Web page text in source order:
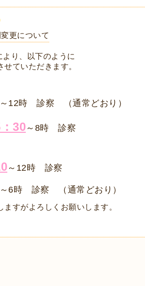
更について
より、以下のように
ていただきます。
時 診察 （通常どおり）
30～8時 診察
～12時 診察
診察 （通常どおり）
ますがよろしくお願いします。